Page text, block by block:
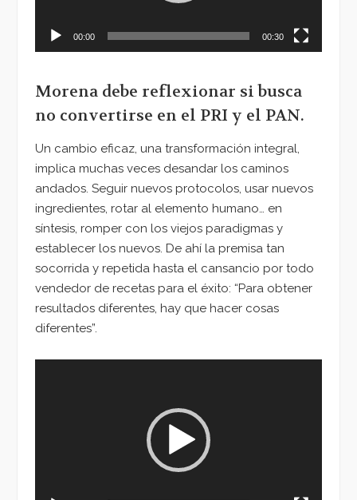
00:00 00:30
Morena debe reflexionar si busca
no convertirse en el PRI y el PAN.
Un cambio eficaz, una transformación integral,
implica muchas veces desandar los caminos
andados. Seguir nuevos protocolos, usar nuevos
ingredientes, rotar al elemento humano… en
síntesis, romper con los viejos paradigmas y
establecer los nuevos. De ahí la premisa tan
socorrida y repetida hasta el cansancio por todo
vendedor de recetas para el éxito: “Para obtener
resultados diferentes, hay que hacer cosas
diferentes”.